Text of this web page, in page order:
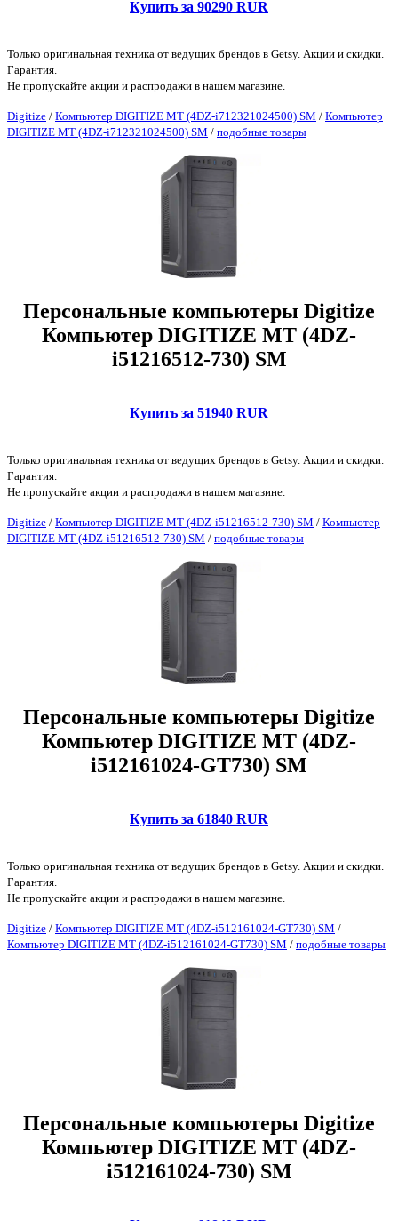
Купить за 90290 RUR
Только оригинальная техника от ведущих брендов в Getsy. Акции и скидки.
Гарантия.
Не пропускайте акции и распродажи в нашем магазине.
Digitize / Компьютер DIGITIZE MT (4DZ-i712321024500) SM / Компьютер
DIGITIZE MT (4DZ-i712321024500) SM / подобные товары
Персональные компьютеры Digitize
Компьютер DIGITIZE MT (4DZ-
i51216512-730) SM
Купить за 51940 RUR
Только оригинальная техника от ведущих брендов в Getsy. Акции и скидки.
Гарантия.
Не пропускайте акции и распродажи в нашем магазине.
Digitize / Компьютер DIGITIZE MT (4DZ-i51216512-730) SM / Компьютер
DIGITIZE MT (4DZ-i51216512-730) SM / подобные товары
Персональные компьютеры Digitize
Компьютер DIGITIZE MT (4DZ-
i512161024-GT730) SM
Купить за 61840 RUR
Только оригинальная техника от ведущих брендов в Getsy. Акции и скидки.
Гарантия.
Не пропускайте акции и распродажи в нашем магазине.
Digitize / Компьютер DIGITIZE MT (4DZ-i512161024-GT730) SM /
Компьютер DIGITIZE MT (4DZ-i512161024-GT730) SM / подобные товары
Персональные компьютеры Digitize
Компьютер DIGITIZE MT (4DZ-
i512161024-730) SM